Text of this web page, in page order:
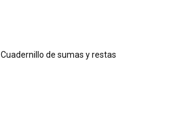
Cuadernillo de sumas y restas